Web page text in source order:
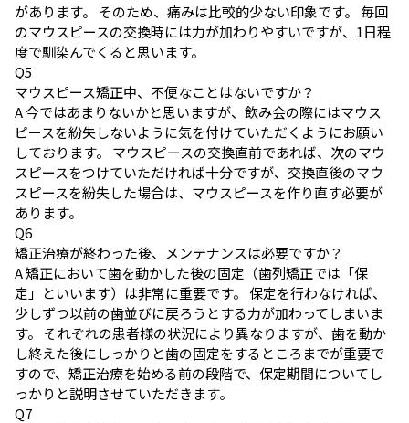
があります。 そのため、痛みは比較的少ない印象です。 毎回
のマウスピースの交換時には力が加わりやすいですが、1日程
度で馴染んでくると思います。
Q5
マウスピース矯正中、不便なことはないですか？
A今ではあまりないかと思いますが、飲み会の際にはマウス
ピースを紛失しないように気を付けていただくようにお願い
しております。 マウスピースの交換直前であれば、次のマウ
スピースをつけていただければ十分ですが、交換直後のマウ
スピースを紛失した場合は、マウスピースを作り直す必要が
あります。
Q6
矯正治療が終わった後、メンテナンスは必要ですか？
A矯正において歯を動かした後の固定（歯列矯正では「保
定」といいます）は非常に重要です。 保定を行わなければ、
少しずつ以前の歯並びに戻ろうとする力が加わってしまいま
す。 それぞれの患者様の状況により異なりますが、歯を動か
し終えた後にしっかりと歯の固定をするところまでが重要で
すので、矯正治療を始める前の段階で、保定期間についてし
っかりと説明させていただきます。
Q7